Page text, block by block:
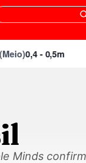
0,4 - 0,5m
Minds